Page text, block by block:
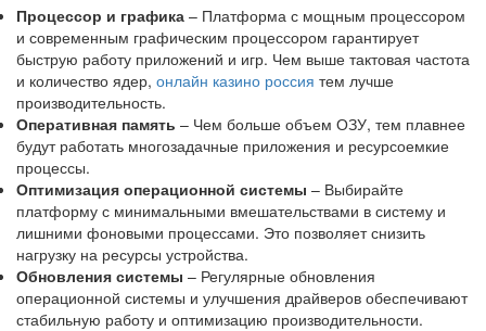
Процессор и графика – Платформа с мощным процессором
и современным графическим процессором гарантирует
быструю работу приложений и игр. Чем выше тактовая частота
и количество ядер, онлайн казино россия тем лучше
производительность.
Оперативная память – Чем больше объем ОЗУ, тем плавнее
будут работать многозадачные приложения и ресурсоемкие
процессы.
Оптимизация операционной системы – Выбирайте
платформу с минимальными вмешательствами в систему и
лишними фоновыми процессами. Это позволяет снизить
нагрузку на ресурсы устройства.
Обновления системы – Регулярные обновления
операционной системы и улучшения драйверов обеспечивают
стабильную работу и оптимизацию производительности.